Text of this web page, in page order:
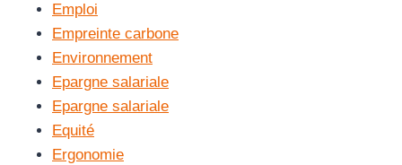
Emploi
Empreinte carbone
Environnement
Epargne salariale
Epargne salariale
Equité
Ergonomie